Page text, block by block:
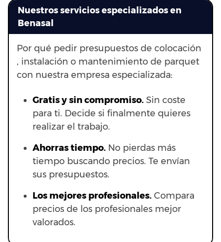
Nuestros servicios especializados en
Benasal
Por qué pedir presupuestos de colocación
, instalación o mantenimiento de parquet
con nuestra empresa especializada:
Gratis y sin compromiso. Sin coste
para ti. Decide si finalmente quieres
realizar el trabajo.
Ahorras tiempo. No pierdas más
tiempo buscando precios. Te envían
sus presupuestos.
Los mejores profesionales. Compara
precios de los profesionales mejor
valorados.